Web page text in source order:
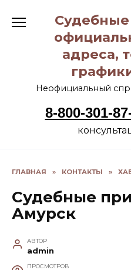
содержанию
адреса,
Неофициальный
8-800-301-
ГЛАВНАЯ » КОНТАКТЫ »
Судебные
Амурск
АВТОР
admin
ПРОСМОТРОВ